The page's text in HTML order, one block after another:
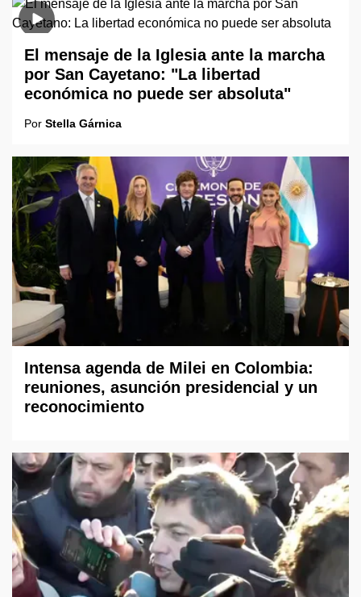
El mensaje de la Iglesia ante la marcha
por San Cayetano: "La libertad
económica no puede ser absoluta"
Por Stella Gárnica
Intensa agenda de Milei en Colombia:
reuniones, asunción presidencial y un
reconocimiento